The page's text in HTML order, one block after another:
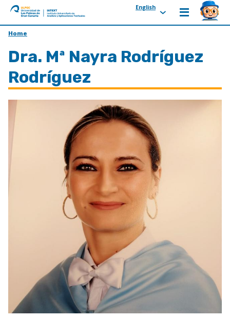
ULPGC
Ir
inicio
de
IATEXT
English
Home
Dra. Mª Nayra Rodríguez
Rodríguez